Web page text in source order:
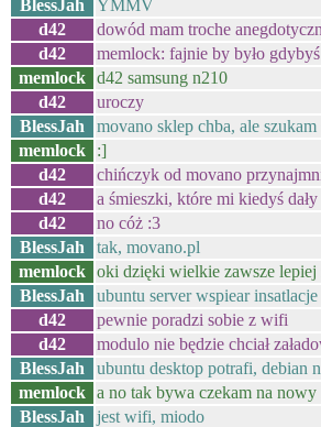
BlessJah
YMMV
d42
dowód mam troche
d42
memlock: fajnie by było
memlock d42 samsung n210
d42
uroczy
BlessJah
movano sklep chba, ale
memlock
:]
d42
chińczyk od movano
d42
a śmieszki, które mi kiedyś
d42
no cóż :3
BlessJah
tak, movano.pl
memlock oki dzięki wielkie zawsze lepiej
BlessJah
ubuntu server wspiear
d42
pewnie poradzi sobie z wifi
d42
modulo nie będzie chciał
BlessJah
ubuntu desktop potrafi, debian
memlock a no tak bywa czekam na
BlessJah
jest wifi, miodo